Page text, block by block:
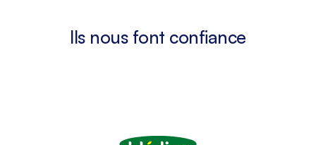
Ils nous font confiance